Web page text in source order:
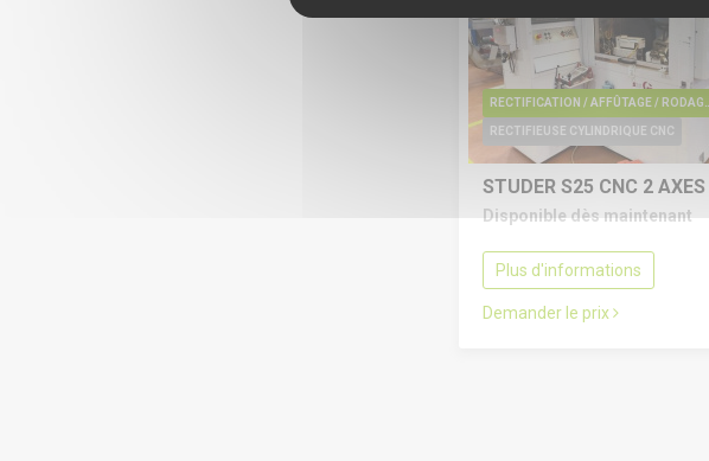
RECTIFIEUSE CYLINDRIQUE CNC
STUDER S25 CNC 2 AXES
Disponible dès maintenant
Plus d'informations
Demander le prix